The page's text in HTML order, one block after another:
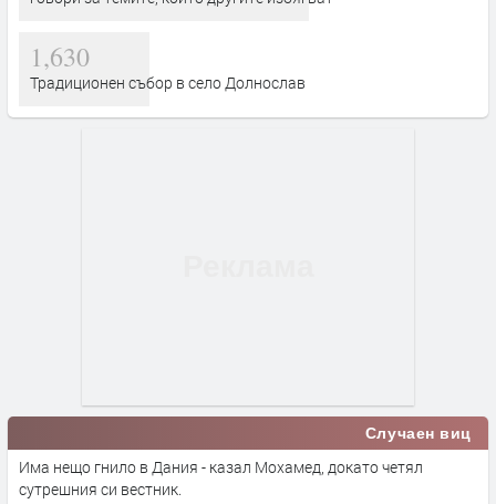
1,630
Традиционен събор в село Долнослав
Случаен виц
Има нещо гнило в Дания - казал Мохамед, докато четял
сутрешния си вестник.